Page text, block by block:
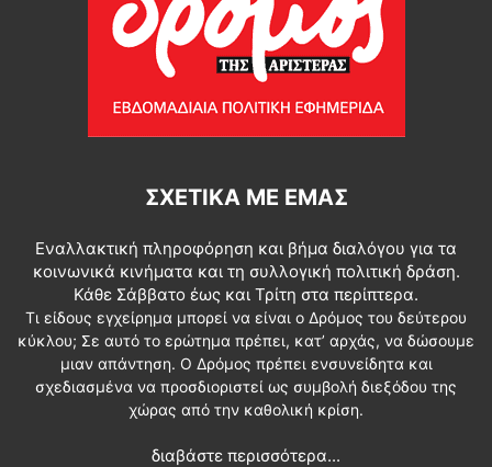
ΣΧΕΤΙΚΆ ΜΕ ΕΜΆΣ
Εναλλακτική πληροφόρηση και βήμα διαλόγου για τα
κοινωνικά κινήματα και τη συλλογική πολιτική δράση.
Κάθε Σάββατο έως και Τρίτη στα περίπτερα.
Τι είδους εγχείρημα μπορεί να είναι ο Δρόμος του δεύτερου
κύκλου; Σε αυτό το ερώτημα πρέπει, κατ’ αρχάς, να δώσουμε
μιαν απάντηση. Ο Δρόμος πρέπει ενσυνείδητα και
σχεδιασμένα να προσδιοριστεί ως συμβολή διεξόδου της
χώρας από την καθολική κρίση.
διαβάστε περισσότερα...